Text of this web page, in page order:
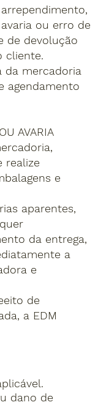
ou erro de
de devolução
cliente.
da mercadoria
agendamento
AVARIA
realize
e
aparentes,
da entrega,
a
e
de
a EDM
dano de